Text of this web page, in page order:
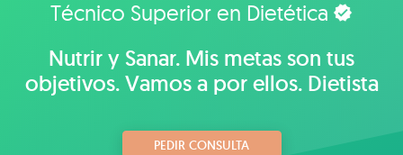
Técnico Superior en Dietética
Nutrir y Sanar. Mis metas son tus
objetivos. Vamos a por ellos. Dietista
PEDIR CONSULTA